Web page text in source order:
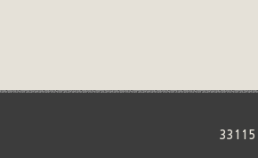
33115